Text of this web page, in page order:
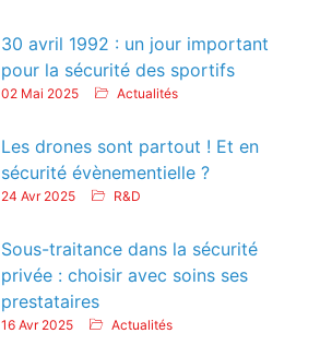
30 avril 1992 : un jour important
pour la sécurité des sportifs
02 Mai 2025 Actualités
Les drones sont partout ! Et en
sécurité évènementielle ?
24 Avr 2025 R&D
Sous-traitance dans la sécurité
privée : choisir avec soins ses
prestataires
16 Avr 2025 Actualités